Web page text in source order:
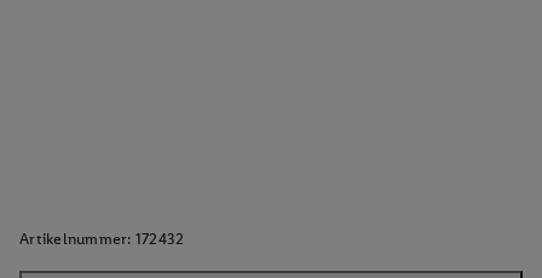
Artikelnummer: 172432